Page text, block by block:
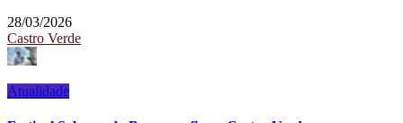
28/03/2026
Castro Verde
Atualidade